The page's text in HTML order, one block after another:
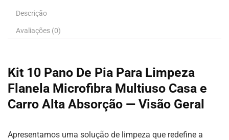
Descrição
Avaliações (0)
Kit 10 Pano De Pia Para Limpeza
Flanela Microfibra Multiuso Casa e
Carro Alta Absorção — Visão Geral
Apresentamos uma solução de limpeza que redefine a